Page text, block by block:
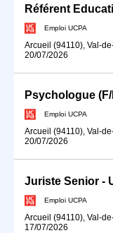
Référent
Emploi UCPA
Arcueil (94110), Val-
20/07/2026
Psychologue (F/
Emploi UCPA
Arcueil (94110), Val-
20/07/2026
Emploi UCPA
Arcueil (94110), Val-
17/07/2026